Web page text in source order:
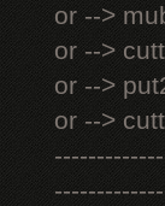
or -->
or -->
or -->
or -->